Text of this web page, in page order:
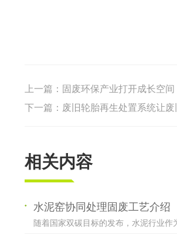
上一篇： 固废环保产业打开成长空间
下一篇： 废旧轮胎再生处置系统让废
相关内容
水泥窑协同处理固废工艺介绍
随着国家双碳目标的发布，水泥行业作